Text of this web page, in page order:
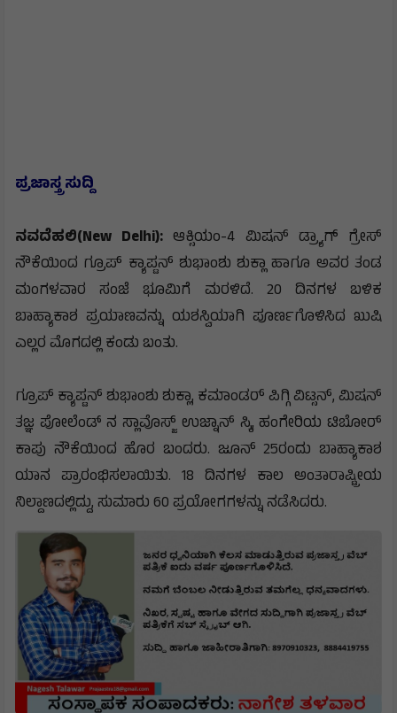
ಪ್ರಜಾಸ್ತ್ರ ಸುದ್ದಿ
ನವದೆಹಲಿ(New Delhi): ಆಕ್ಸಿಯಂ-4 ಮಿಷನ್ ಡ್ರ್ಯಾಗ್ ಗ್ರೇಸ್
ನೌಕೆಯಿಂದ ಗ್ರೂಪ್ ಕ್ಯಾಪ್ಟನ್ ಶುಭಾಂಶು ಶುಕ್ಲಾ ಹಾಗೂ ಅವರ ತಂಡ
ಮಂಗಳವಾರ ಸಂಜೆ ಭೂಮಿಗೆ ಮರಳಿದೆ. 20 ದಿನಗಳ ಬಳಿಕ
ಬಾಹ್ಯಾಕಾಶ ಪ್ರಯಾಣವನ್ನು ಯಶಸ್ವಿಯಾಗಿ ಪೂರ್ಣಗೊಳಿಸಿದ ಖುಷಿ
ಎಲ್ಲರ ಮೊಗದಲ್ಲಿ ಕಂಡು ಬಂತು.
ಗ್ರೂಪ್ ಕ್ಯಾಪ್ಟನ್ ಶುಭಾಂಶು ಶುಕ್ಲಾ, ಕಮಾಂಡರ್ ಪಿಗ್ಗಿ ವಿಟ್ಸನ್, ಮಿಷನ್
ತಜ್ಞ ಪೋಲೆಂಡ್ ನ ಸ್ಲಾವೊಸ್ಜ್ ಉಜ್ನಾನ್ ಸ್ಕಿ, ಹಂಗೇರಿಯ ಟಿಬೋರ್
ಕಾಪು ನೌಕೆಯಿಂದ ಹೊರ ಬಂದರು. ಜೂನ್ 25ರಂದು ಬಾಹ್ಯಾಕಾಶ
ಯಾನ ಪ್ರಾರಂಭಿಸಲಾಯಿತು. 18 ದಿನಗಳ ಕಾಲ ಅಂತಾರಾಷ್ಟ್ರೀಯ
ನಿಲ್ದಾಣದಲ್ಲಿದ್ದು, ಸುಮಾರು 60 ಪ್ರಯೋಗಗಳನ್ನು ನಡೆಸಿದರು.